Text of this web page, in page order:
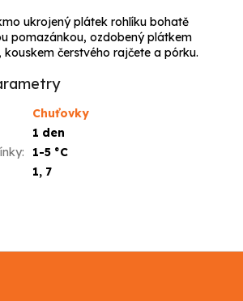
ukrojený plátek rohlíku bohatě
pomazánkou, ozdobený plátkem
čerstvého rajčete a pórku.
Chuťovky
1 den
:
1-5 °C
1, 7